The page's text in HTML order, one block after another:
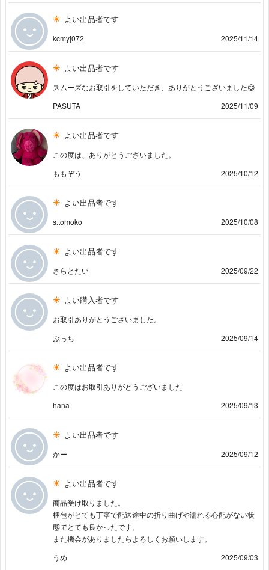
よい出品者です
kcmyj072 2025/11/14
よい出品者です
スムーズなお取引をしていただき、ありがとうございました😊
PASUTA
2025/11/09
よい出品者です
この度は、ありがとうございました。
ももぞう
2025/10/12
よい出品者です
s.tomoko 2025/10/08
よい出品者です
さらとたい 2025/09/22
よい購入者です
お取引ありがとうございました。
ぶっち
2025/09/14
よい出品者です
この度はお取引ありがとうございました
hana
2025/09/13
よい出品者です
かー 2025/09/12
よい出品者です
商品受け取りました。
梱包がとても丁寧で配送途中の折り曲げや濡れる心配がない状
態でとても良かったです。
また機会がありましたらよろしくお願いします。
うめ
2025/09/03